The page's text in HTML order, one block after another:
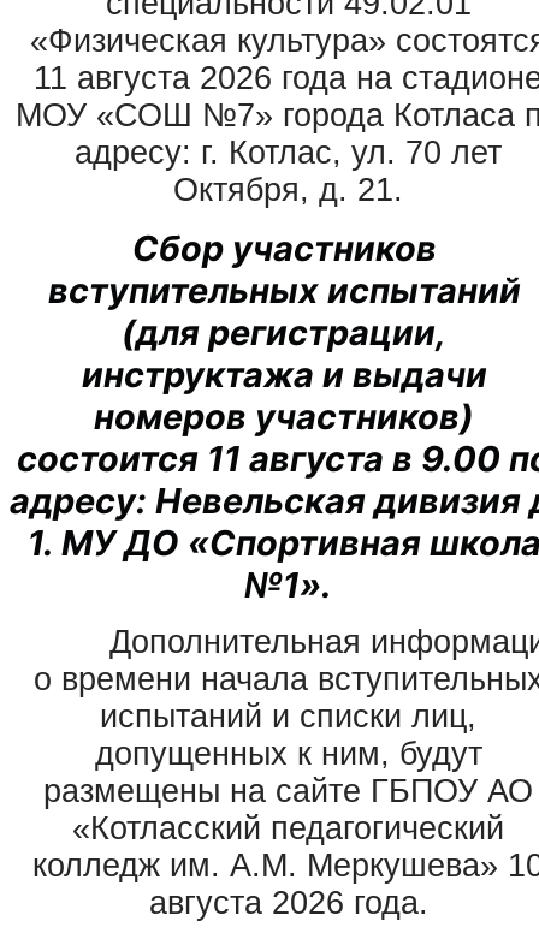
«Физическая культура»
11 августа 2026 года на
МОУ «СОШ №7» города Котласа
адресу: г. Котлас, ул. 70 лет
Октября, д. 21.
Сбор участников
вступительных испытаний
(для регистрации,
инструктажа и выдачи
номеров участников)
состоится 11 августа в 9.00
адресу: Невельская дивизия
1. МУ ДО «Спортивная
№1».
Дополнительная
о времени начала
испытаний и списки лиц,
допущенных к ним, будут
размещены на сайте ГБПОУ АО
«Котласский педагогический
колледж им. А.М. Меркушева»
августа 2026 года.